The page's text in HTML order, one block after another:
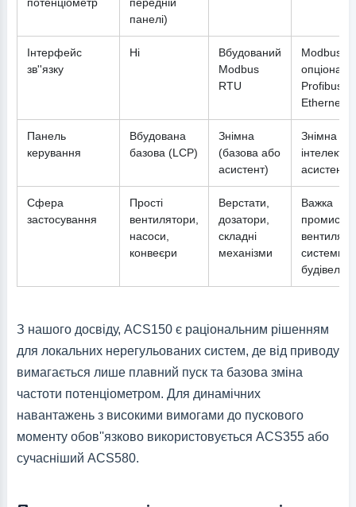
потенціометр
передній
панелі)
Інтерфейс
зв''язку
Ні
Вбудований
Modbus
RTU
Modbus
Profibus,
Ethernet
Панель
керування
Вбудована
базова (LCP)
Знімна
(базова або
асистент)
Знімна
Сфера
застосування
Прості
вентилятори,
насоси,
конвеєри
Верстати,
дозатори,
складні
механізми
Важка
системи
будівель
З нашого досвіду, ACS150 є раціональним рішенням
для локальних нерегульованих систем, де від приводу
вимагається лише плавний пуск та базова зміна
частоти потенціометром. Для динамічних
навантажень з високими вимогами до пускового
моменту обов''язково використовується ACS355 або
сучасніший ACS580.